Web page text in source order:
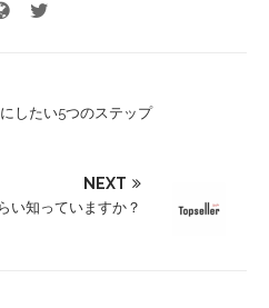
したい5つのステップ
NEXT
い知っていますか？